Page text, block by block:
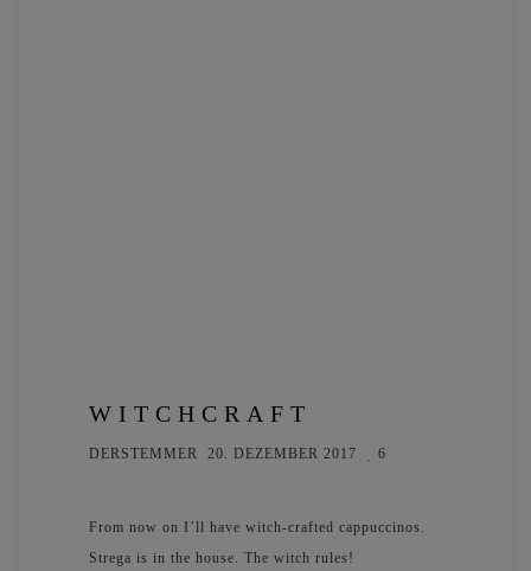
WITCHCRAFT
DERSTEMMER 20. DEZEMBER 2017 6
From now on I’ll have witch-crafted cappuccinos.
Strega is in the house. The witch rules!